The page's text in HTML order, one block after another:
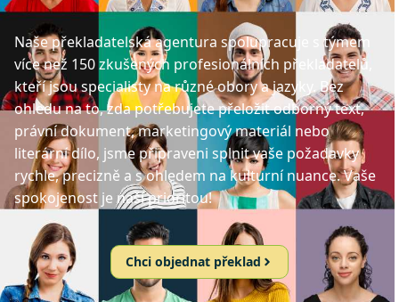
Naše překladatelská agentura spolupracuje s týmem
více než 150 zkušených profesionálních překladatelů,
kteří jsou specialisty na různé obory a jazyky. Bez
ohledu na to, zda potřebujete přeložit odborný text,
právní dokument, marketingový materiál nebo
literární dílo, jsme připraveni splnit vaše požadavky
rychle, precizně a s ohledem na kulturní nuance. Vaše
spokojenost je naší prioritou!
Chci objednat překlad